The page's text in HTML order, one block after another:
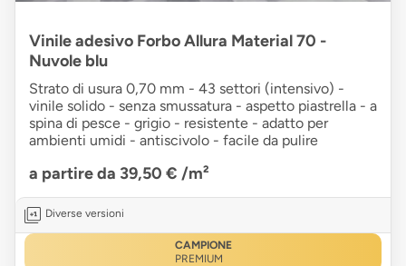
Vinile adesivo Forbo Allura Material 70 -
Nuvole blu
Strato di usura 0,70 mm - 43 settori (intensivo) -
vinile solido - senza smussatura - aspetto piastrella - a
spina di pesce - grigio - resistente - adatto per
ambienti umidi - antiscivolo - facile da pulire
a partire da 39,50 € /m²
Diverse versioni
CAMPIONE
PREMIUM